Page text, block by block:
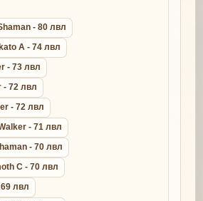
- 80 лвл
A - 74 лвл
- 73 лвл
- 72 лвл
- 72 лвл
- 71 лвл
- 70 лвл
C - 70 лвл
лвл